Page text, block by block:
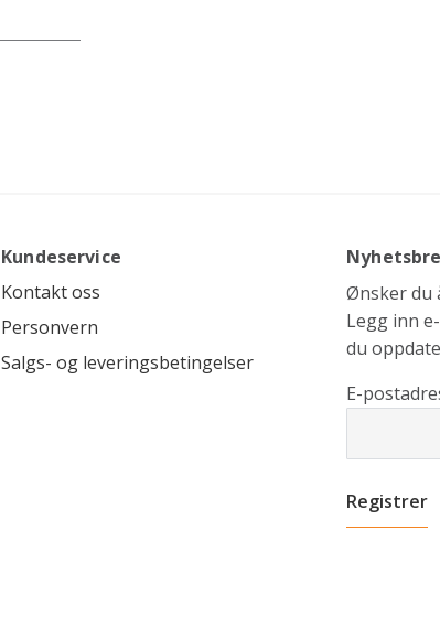
Kundeservice
Kontakt oss
Personvern
Salgs- og leveringsbetingelser
Ønsker du
Legg inn
du
E-